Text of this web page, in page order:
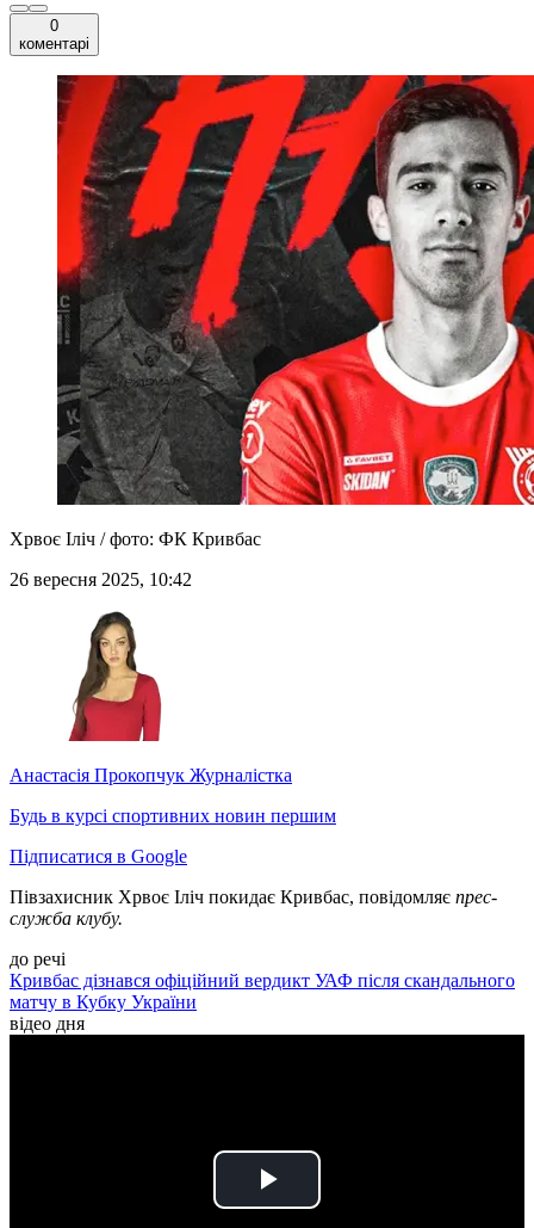
0
коментарі
Хрвоє Іліч / фото: ФК Кривбас
26 вересня 2025, 10:42
Анастасія Прокопчук Журналістка
Будь в курсі спортивних новин першим
Підписатися в Google
Півзахисник Хрвоє Іліч покидає Кривбас, повідомляє прес-
служба клубу.
до речі
Кривбас дізнався офіційний вердикт УАФ після скандального
матчу в Кубку України
відео дня
Play